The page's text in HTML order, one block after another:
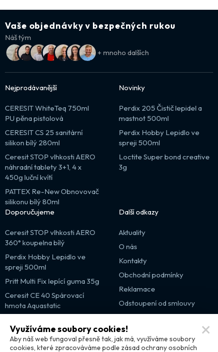
Vaše objednávky v bezpečných rukou
Náš tým
+ mnoho dalších
Nejprodávanější
CERESIT WhiteTeq 750ml
PU pěna pistolová
CERESIT CS 25 sanitární
silikon bílý 280ml
Ceresit STOP vlhkosti AERO
náhradní tablety 3+1, 4 x
450g luční kvítí
PATTEX Re-New Obnovovač
silikonu bílý 80ml
Novinky
Perdix 205 Čistič lepidel a
mastnot 500ml
Perdix Hobby Lepidlo ve
spreji 500ml
Loctite Super bond creative
3g
Doporučujeme
Ceresit STOP vlhkosti AERO
360° koupelna bílý
Perdix Hobby Lepidlo ve
spreji 500ml
Pritt Multi Fix lepící guma 35g
Ceresit CE 40 Spárovací
hmota Aquastatic
Další odkazy
Aktuality
O nás
Kontakty
Obchodní podmínky
Reklamace
Odstoupení od smlouvy
Výprodej
Partnerské weby
Využíváme soubory cookies!
Aby náš web fungoval přesně tak, jak má, využíváme soubory
cookies, které zpracováváme podle zásad ochrany osobních